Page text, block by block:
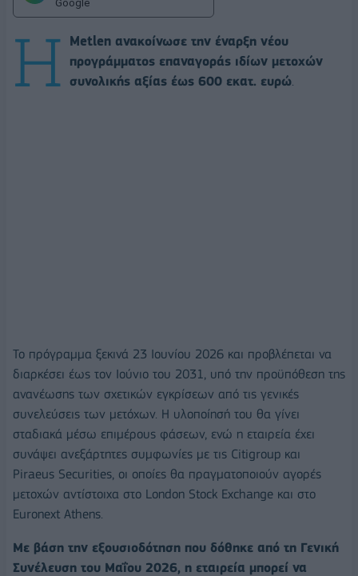
Google
Η
Metlen ανακοίνωσε την έναρξη νέου
προγράμματος επαναγοράς ιδίων μετοχών
συνολικής αξίας έως 600 εκατ. ευρώ.
Το πρόγραμμα ξεκινά 23 Ιουνίου 2026 και προβλέπεται να
διαρκέσει έως τον Ιούνιο του 2031, υπό την προϋπόθεση της
ανανέωσης των σχετικών εγκρίσεων από τις γενικές
συνελεύσεις των μετόχων. Η υλοποίησή του θα γίνει
σταδιακά μέσω επιμέρους φάσεων, ενώ η εταιρεία έχει
συνάψει ανεξάρτητες συμφωνίες με τις Citigroup και
Piraeus Securities, οι οποίες θα πραγματοποιούν αγορές
μετοχών αντίστοιχα στο London Stock Exchange και στο
Euronext Athens.
Με βάση την εξουσιοδότηση που δόθηκε από τη Γενική
Συνέλευση του Μαΐου 2026, η εταιρεία μπορεί να